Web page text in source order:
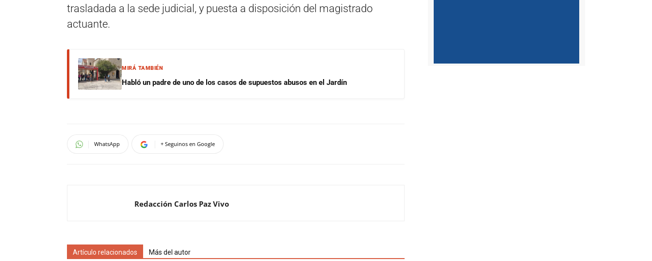
trasladada a la sede judicial, y puesta a disposición del magistrado
actuante.
MIRÁ TAMBIÉN
Habló un padre de uno de los casos de supuestos abusos en el Jardín
WhatsApp + Seguinos en Google
Redacción Carlos Paz Vivo
Artículo relacionados Más del autor